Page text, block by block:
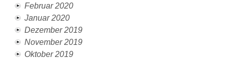
Februar 2020
Januar 2020
Dezember 2019
November 2019
Oktober 2019